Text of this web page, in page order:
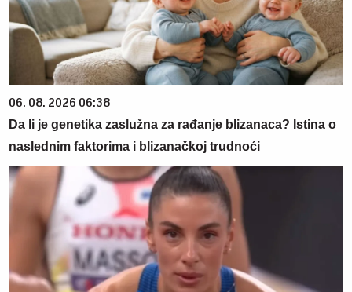
06. 08. 2026 06:38
Da li je genetika zaslužna za rađanje blizanaca? Istina o
naslednim faktorima i blizanačkoj trudnoći